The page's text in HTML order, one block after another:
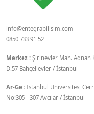
info@entegrabilisim.com
0850 733 91 52
Merkez : Şirinevler Mah. Adnan
D.57 Bahçelievler / İstanbul
Ar-Ge : İstanbul Üniversitesi
No:305 - 307 Avcılar / İstanbul